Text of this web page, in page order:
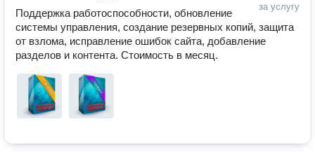
за услугу
Поддержка работоспособности, обновление
системы управления, создание резервных копий, защита
от взлома, исправление ошибок сайта, добавление
разделов и контента. Стоимость в месяц.